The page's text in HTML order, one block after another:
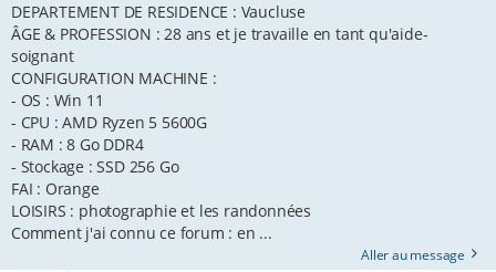
DEPARTEMENT DE RESIDENCE : Vaucluse
ÂGE & PROFESSION : 28 ans et je travaille en tant qu'aide-
soignant
CONFIGURATION MACHINE :
- OS : Win 11
- CPU : AMD Ryzen 5 5600G
- RAM : 8 Go DDR4
- Stockage : SSD 256 Go
FAI : Orange
LOISIRS : photographie et les randonnées
Comment j'ai connu ce forum : en ...
Aller au message